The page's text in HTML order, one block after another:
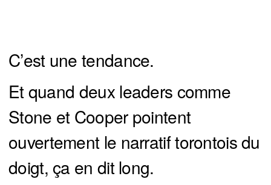
C’est une tendance.
Et quand deux leaders comme
Stone et Cooper pointent
ouvertement le narratif torontois du
doigt, ça en dit long.